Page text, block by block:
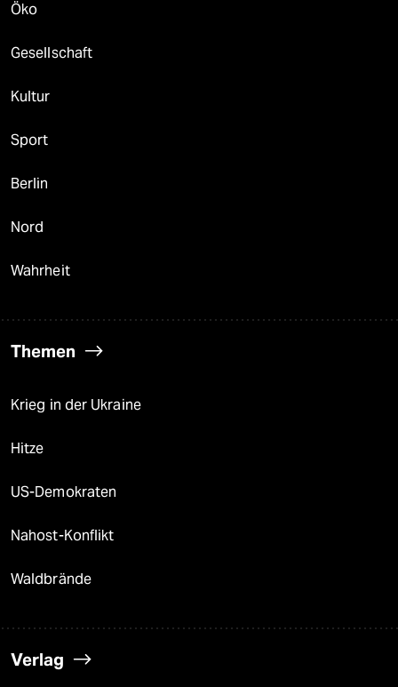
Öko
Gesellschaft
Kultur
Sport
Berlin
Nord
Wahrheit
Themen
Krieg in der Ukraine
Hitze
US-Demokraten
Nahost-Konflikt
Waldbrände
Verlag